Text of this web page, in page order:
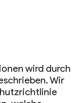
wird durch
Wir